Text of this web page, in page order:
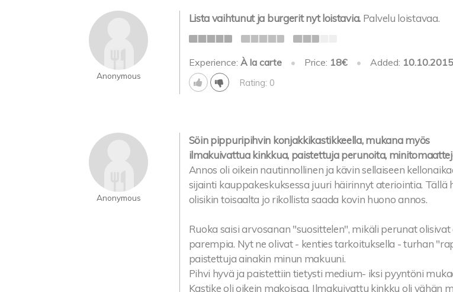
Anonymous
Lista vaihtunut ja burgerit nyt loistavia. Palvelu loistavaa.
Experience: À la carte • Price: 18€ • Added: 10.10.2015
Rating: 0
Anonymous
Söin pippuripihvin konjakkikastikkeella, mukana myös
ilmakuivattua kinkkua, paistettuja perunoita,
Annos oli oikein nautinnollinen ja kävin sellaiseen
sijainti kauppakeskuksessa juuri häirinnyt ateriointia. Tällä
olisikin toisaalta jo rikollista saada kovin huono annos.
Ruoka saisi arvosanan "suosittelen", mikäli perunat olisivat
parempia. Nyt ne olivat - kenties tarkoituksella - turhan
paistettuja ainakin minun makuuni.
Pihvi hyvä ja paistettiin tietysti medium- iksi pyyntöni
Kastike oli oikein makoisaa. Ilmakuivattu kinkku oli vähän